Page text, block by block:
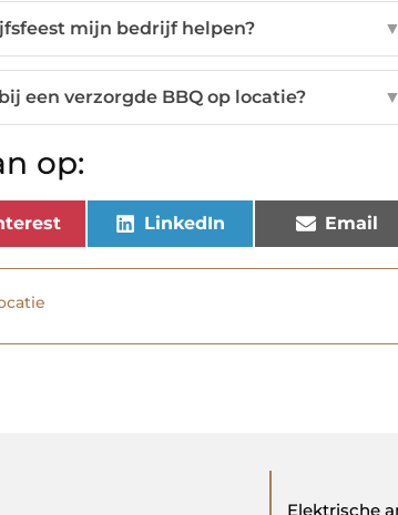
mijn bedrijf helpen? ▼
een verzorgde BBQ op locatie? ▼
op:
LinkedIn Email
Elektrische